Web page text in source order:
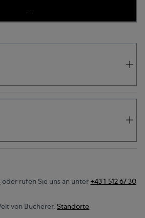
...
oder rufen Sie uns an unter +43 1 512 67 30
von Bucherer. Standorte